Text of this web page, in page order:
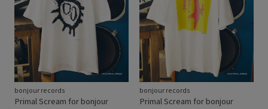
bonjour records
Primal Scream for bonjour
bonjour records
Primal Scream for bonjour